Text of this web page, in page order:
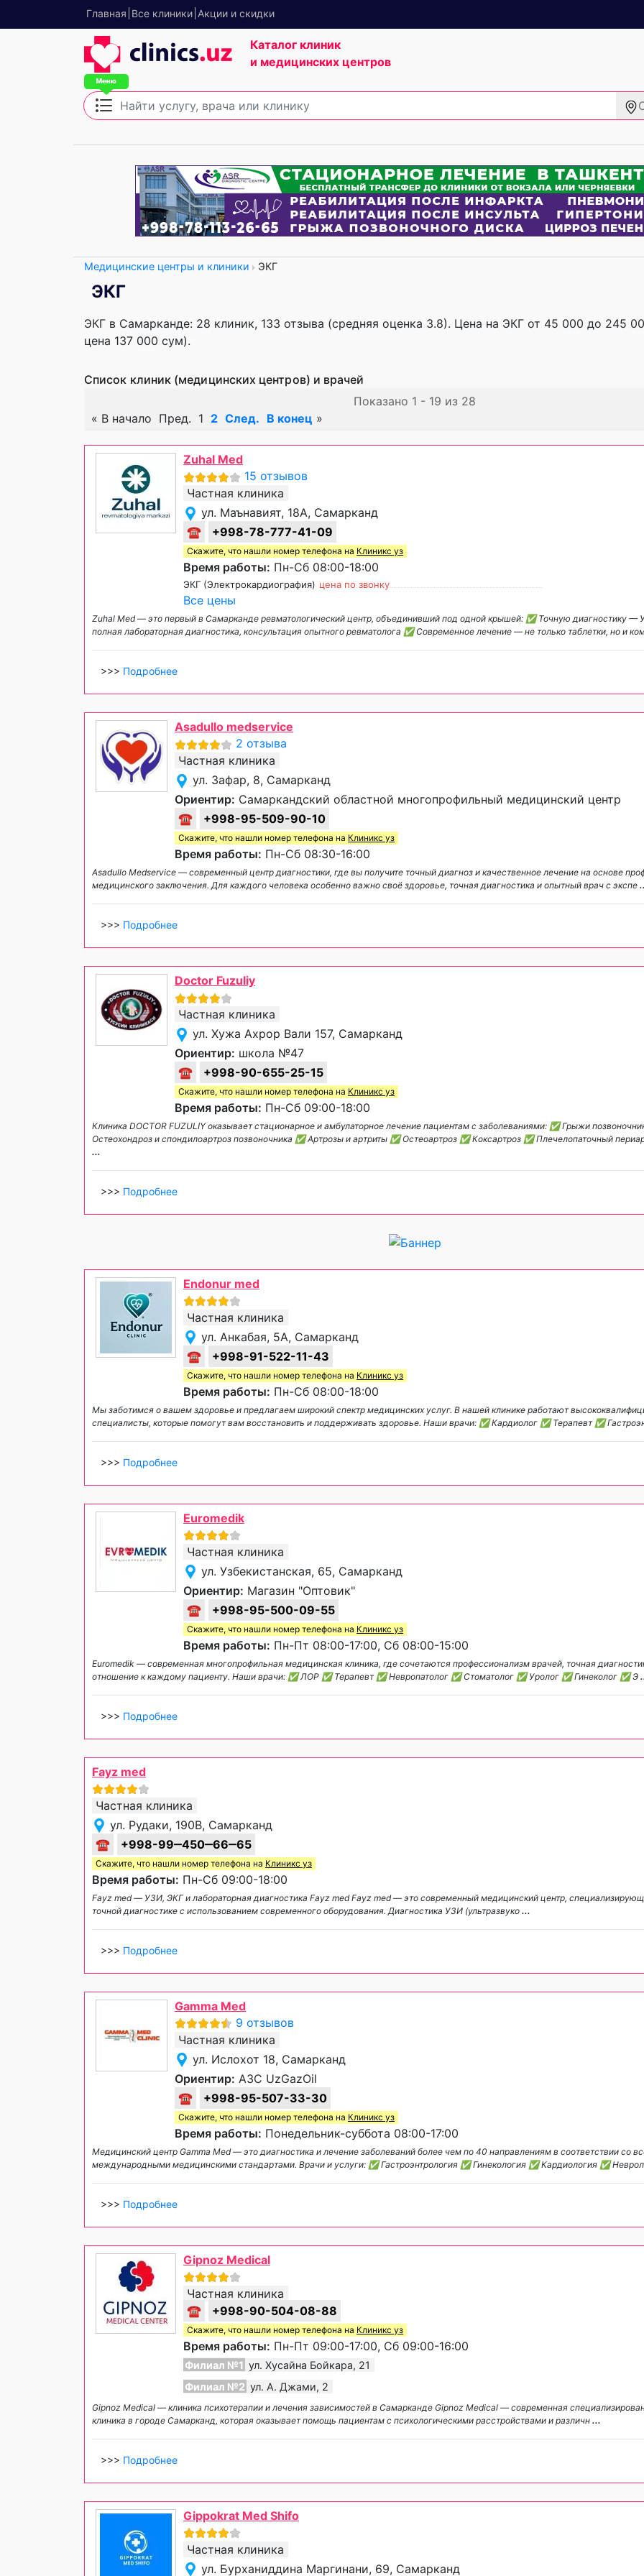
Главная Все клиники Акции и скидки
Каталог клиник
и медицинских центров
Медицинские центры и клиники ЭКГ
ЭКГ
ЭКГ в Самарканде: 28 клиник, 133 отзыва (средняя оценка 3.8). Цена на ЭКГ от 45 000 до 245
цена 137 000 сум).
Список клиник (медицинских центров) и врачей
Показано 1 - 19 из 28
« В начало Пред. 1 2 След. В конец »
Zuhal Med
15 отзывов
Частная клиника
ул. Маънавият, 18A, Самарканд
☎
+998-78-777-41-09
Скажите, что нашли номер телефона на Клиникс уз
Время работы: Пн-Сб 08:00-18:00
ЭКГ (Электрокардиография) цена по звонку
Все цены
Zuhal Med — это первый в Самарканде ревматологический центр, объединивший под одной крышей: ✅ Точную диагностику —
полная лабораторная диагностика, консультация опытного ревматолога ✅ Современное лечение — не только таблетки, но и
>>> Подробнее
Asadullo medservice
2 отзыва
Частная клиника
ул. Зафар, 8, Самарканд
Ориентир: Самаркандский областной многопрофильный медицинский центр
☎
+998-95-509-90-10
Скажите, что нашли номер телефона на Клиникс уз
Время работы: Пн-Сб 08:30-16:00
Asadullo Medservice — современный центр диагностики, где вы получите точный диагноз и качественное лечение на основе
медицинского заключения. Для каждого человека особенно важно своё здоровье, точная диагностика и опытный врач с экспе
>>> Подробнее
Doctor Fuzuliy
Частная клиника
ул. Хужа Ахрор Вали 157, Самарканд
Ориентир: школа №47
☎
+998-90-655-25-15
Скажите, что нашли номер телефона на Клиникс уз
Время работы: Пн-Сб 09:00-18:00
Клиника DOCTOR FUZULIY оказывает стационарное и амбулаторное лечение пациентам с заболеваниями: ✅ Грыжи
Остеохондроз и спондилоартроз позвоночника ✅ Артрозы и артриты ✅ Остеоартроз ✅ Коксартроз ✅ Плечелопаточный
...
>>> Подробнее
Endonur med
Частная клиника
ул. Анкабая, 5А, Самарканд
☎
+998-91-522-11-43
Скажите, что нашли номер телефона на Клиникс уз
Время работы: Пн-Сб 08:00-18:00
Мы заботимся о вашем здоровье и предлагаем широкий спектр медицинских услуг. В нашей клинике работают
специалисты, которые помогут вам восстановить и поддерживать здоровье. Наши врачи: ✅ Кардиолог ✅ Терапевт ✅
>>> Подробнее
Euromedik
Частная клиника
ул. Узбекистанская, 65, Самарканд
Ориентир: Магазин "Оптовик"
☎
+998-95-500-09-55
Скажите, что нашли номер телефона на Клиникс уз
Время работы: Пн-Пт 08:00-17:00, Сб 08:00-15:00
Euromedik — современная многопрофильная медицинская клиника, где сочетаются профессионализм врачей, точная
отношение к каждому пациенту. Наши врачи: ✅ ЛОР ✅ Терапевт ✅ Невропатолог ✅ Стоматолог ✅ Уролог ✅ Гинеколог ✅ Э
>>> Подробнее
Fayz med
Частная клиника
ул. Рудаки, 190В, Самарканд
☎
+998-99‒450‒66‒65
Скажите, что нашли номер телефона на Клиникс уз
Время работы: Пн-Сб 09:00-18:00
Fayz med — УЗИ, ЭКГ и лабораторная диагностика Fayz med Fayz med — это современный медицинский центр,
точной диагностике с использованием современного оборудования. Диагностика УЗИ (ультразвуко ...
>>> Подробнее
Gamma Med
9 отзывов
Частная клиника
ул. Ислохот 18, Самарканд
Ориентир: АЗС UzGazOil
☎
+998-95-507-33-30
Скажите, что нашли номер телефона на Клиникс уз
Время работы: Понедельник-суббота 08:00-17:00
Медицинский центр Gamma Med — это диагностика и лечение заболеваний более чем по 40 направлениям в соответствии со
международными медицинскими стандартами. Врачи и услуги: ✅ Гастроэнтрология ✅ Гинекология ✅ Кардиология ✅
>>> Подробнее
Gipnoz Medical
Частная клиника
☎
+998-90-504-08-88
Скажите, что нашли номер телефона на Клиникс уз
Время работы: Пн-Пт 09:00-17:00, Сб 09:00-16:00
Филиал №1 ул. Хусайна Бойкара, 21
Филиал №2 ул. А. Джами, 2
Gipnoz Medical — клиника психотерапии и лечения зависимостей в Самарканде Gipnoz Medical — современная
клиника в городе Самарканд, которая оказывает помощь пациентам с психологическими расстройствами и различн ...
>>> Подробнее
Gippokrat Med Shifo
Частная клиника
ул. Бурханиддина Маргинани, 69, Самарканд